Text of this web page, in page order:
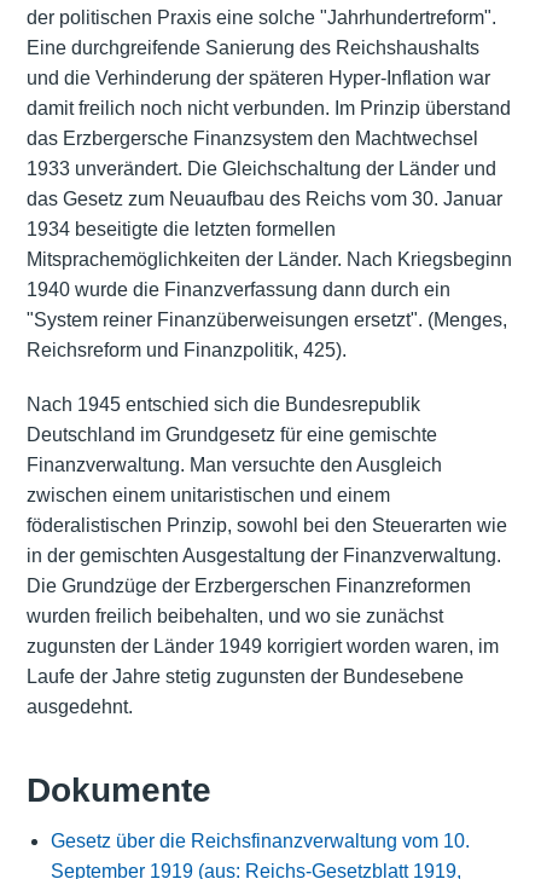
der politischen Praxis eine solche "Jahrhundertreform".
Eine durchgreifende Sanierung des Reichshaushalts
und die Verhinderung der späteren Hyper-Inflation war
damit freilich noch nicht verbunden. Im Prinzip überstand
das Erzbergersche Finanzsystem den Machtwechsel
1933 unverändert. Die Gleichschaltung der Länderund
das Gesetz zum Neuaufbau des Reichs vom 30. Januar
1934 beseitigte die letzten formellen
Mitsprachemöglichkeiten der Länder. Nach Kriegsbeginn
1940 wurde die Finanzverfassung dann durch ein
"System reiner Finanzüberweisungen ersetzt". (Menges,
Reichsreform und Finanzpolitik, 425).
Nach 1945 entschied sich die Bundesrepublik
Deutschland im Grundgesetz für eine gemischte
Finanzverwaltung. Man versuchte den Ausgleich
zwischen einem unitaristischen und einem
föderalistischen Prinzip, sowohl bei den Steuerarten wie
in der gemischten Ausgestaltung der Finanzverwaltung.
Die Grundzüge der Erzbergerschen Finanzreformen
wurden freilich beibehalten, und wo sie zunächst
zugunsten der Länder 1949 korrigiert worden waren, im
Laufe der Jahre stetig zugunsten der Bundesebene
ausgedehnt.
Dokumente
Gesetz über die Reichsfinanzverwaltung vom 10.
September 1919 (aus: Reichs-Gesetzblatt 1919,